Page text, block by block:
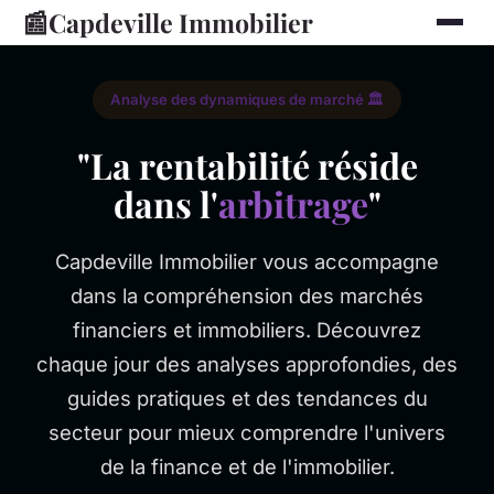
📰Capdeville Immobilier
Analyse des dynamiques de marché 🏛️
"La rentabilité réside
dans l'arbitrage"
Capdeville Immobilier vous accompagne
dans la compréhension des marchés
financiers et immobiliers. Découvrez
chaque jour des analyses approfondies, des
guides pratiques et des tendances du
secteur pour mieux comprendre l'univers
de la finance et de l'immobilier.